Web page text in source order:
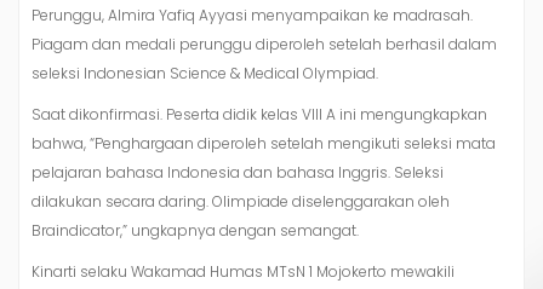
Perunggu, Almira Yafiq Ayyasi menyampaikan ke madrasah.
Piagam dan medali perunggu diperoleh setelah berhasil dalam
seleksi Indonesian Science & Medical Olympiad.
Saat dikonfirmasi. Peserta didik kelas VIII A ini mengungkapkan
bahwa, “Penghargaan diperoleh setelah mengikuti seleksi mata
pelajaran bahasa Indonesia dan bahasa Inggris. Seleksi
dilakukan secara daring. Olimpiade diselenggarakan oleh
Braindicator,” ungkapnya dengan semangat.
Kinarti selaku Wakamad Humas MTsN 1 Mojokerto mewakili